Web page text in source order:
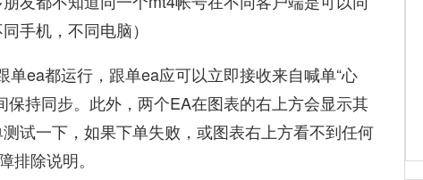
手机，不同电脑）
单ea都运行，跟单ea应可以立即接收来自喊单“心
保持同步。此外，两个EA在图表的右上方会显示其
试一下，如果下单失败，或图表右上方看不到任何
排除说明。